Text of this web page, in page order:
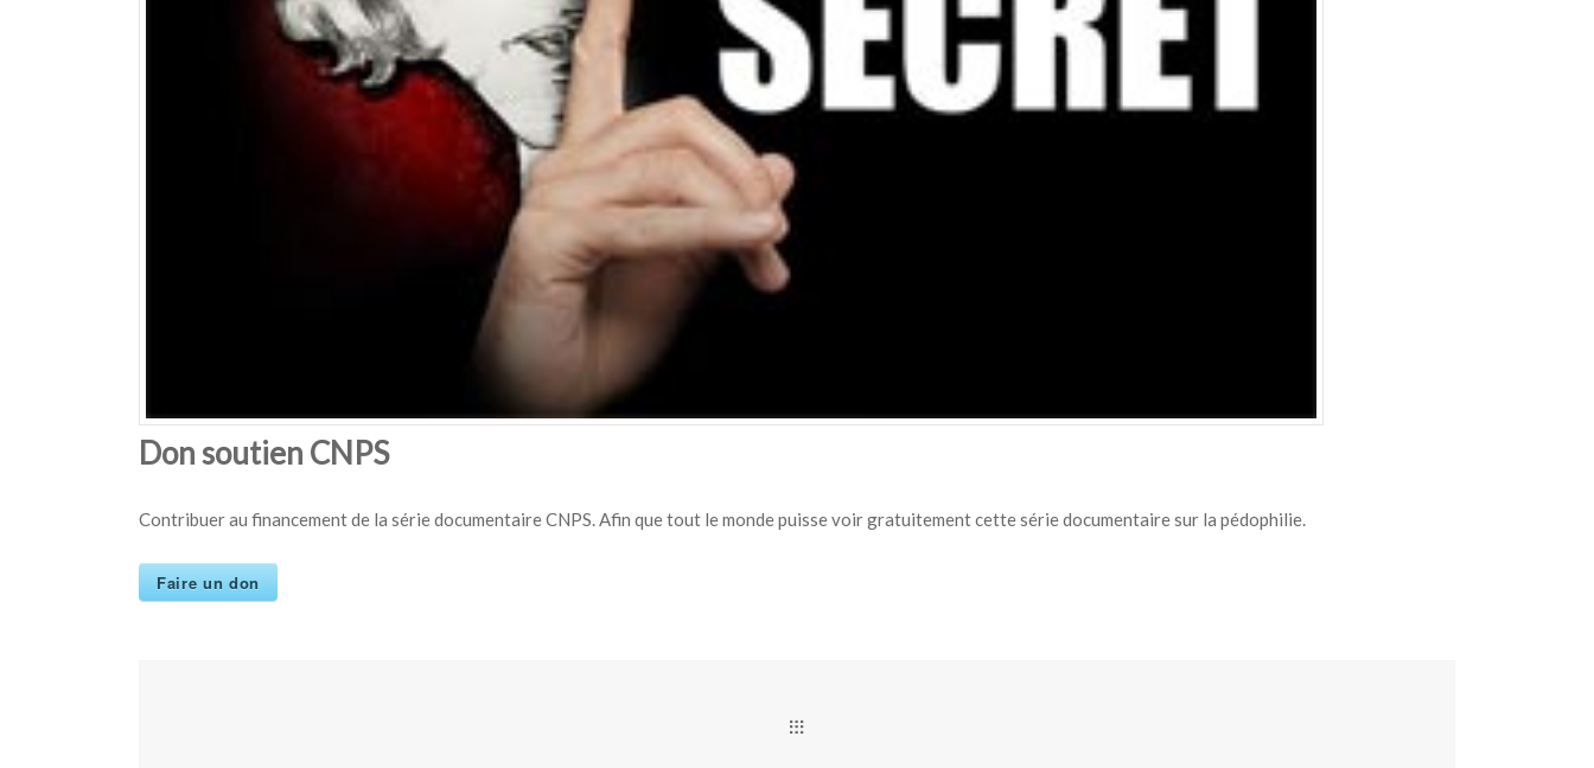
Don soutien CNPS
Contribuer au financement de la série documentaire CNPS. Afin que tout le monde puisse voir gratuitement cette série documentaire sur la pédophilie.
Faire un don